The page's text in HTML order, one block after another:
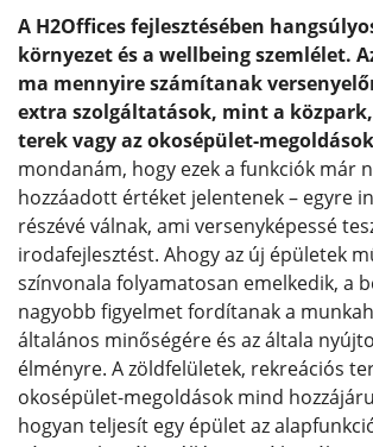
A H2Offices fejlesztésében
környezet és a wellbeing szemlélet.
ma mennyire számítanak
extra szolgáltatások, mint a
terek vagy az okosépület-
mondanám, hogy ezek a funkciók már
hozzáadott értéket jelentenek – egyre
részévé válnak, ami versenyképessé
irodafejlesztést. Ahogy az új épületek
színvonala folyamatosan emelkedik, a
nagyobb figyelmet fordítanak a
általános minőségére és az általa
élményre. A zöldfelületek, rekreációs
okosépület-megoldások mind
hogyan teljesít egy épület az